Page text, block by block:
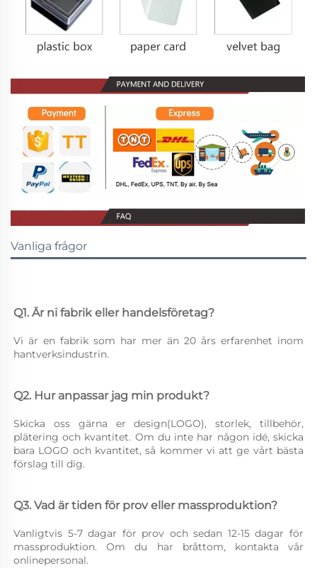
Vanliga frågor
Q1. Är ni fabrik eller handelsföretag?
Vi är en fabrik som har mer än 20 års erfarenhet inom
hantverksindustrin.
Q2. Hur anpassar jag min produkt?
Skicka oss gärna er design(LOGO), storlek, tillbehör,
plätering och kvantitet. Om du inte har någon idé, skicka
bara LOGO och kvantitet, så kommer vi att ge vårt bästa
förslag till dig.
Q3. Vad är tiden för prov eller massproduktion?
Vanligtvis 5-7 dagar för prov och sedan 12-15 dagar för
massproduktion. Om du har bråttom, kontakta vår
onlinepersonal.